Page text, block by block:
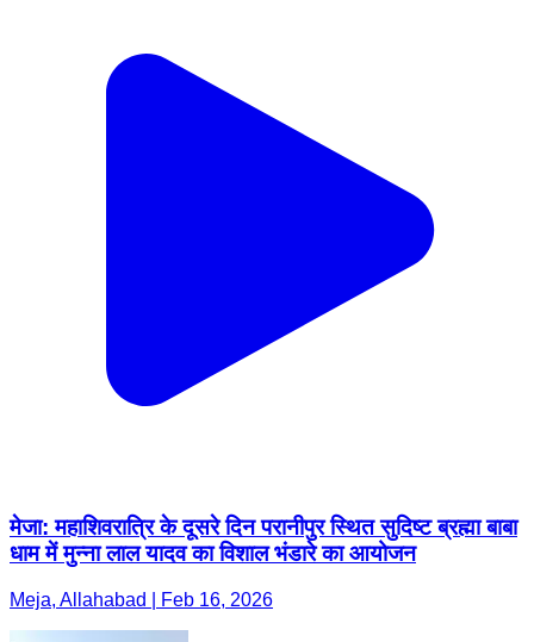
मेजा: महाशिवरात्रि के दूसरे दिन परानीपुर स्थित सुदिष्ट ब्रह्मा बाबा
धाम में मुन्ना लाल यादव का विशाल भंडारे का आयोजन
Meja, Allahabad | Feb 16, 2026